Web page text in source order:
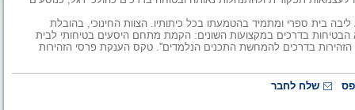
בית ספרי ומתמיד בהטמעתו בכל כיתותיו. הצוות החינוכי, בהובלת
בדרכים במקצועות השונים: הקמת מתחם היסעים בטיחותי לבית
בדרכים להמחשת התכנים הנלמדים''. טקס הענקת פרסי הזהירות
שלח לחבר